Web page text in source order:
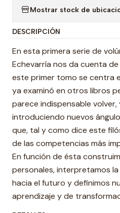
Mostrar stock de
DESCRIPCIÓN
En esta primera serie de
Echevarría nos da cuenta
este primer tomo se centra
ya examinó en otros libros
parece indispensable volver,
introduciendo nuevos
que, tal y como dice este
de las competencias más
En función de ésta
personales, interpretamos
hacia el futuro y definimos
aprendizaje y de